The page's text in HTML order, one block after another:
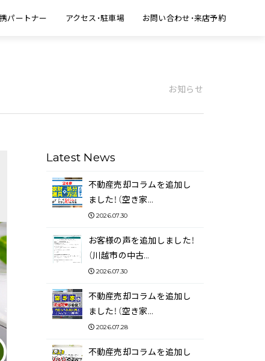
パートナー アクセス・駐車場 お問い合わせ・来店予約
お知らせ
Latest News
不動産売却コラムを追加し
ました！（空き家…
2026.07.30
お客様の声を追加しました！
（川越市の中古…
2026.07.30
不動産売却コラムを追加し
ました！（空き家…
2026.07.28
不動産売却コラムを追加し